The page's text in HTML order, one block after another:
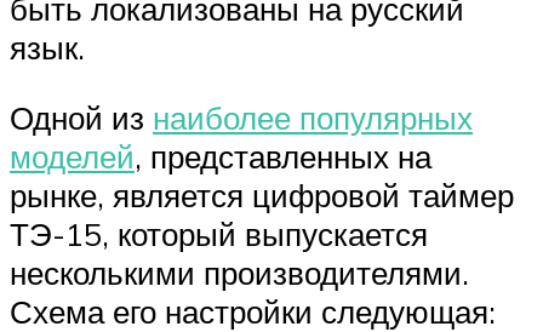
быть локализованы на русский
язык.
Одной из наиболее популярных
моделей, представленных на
рынке, является цифровой таймер
ТЭ-15, который выпускается
несколькими производителями.
Схема его настройки следующая: